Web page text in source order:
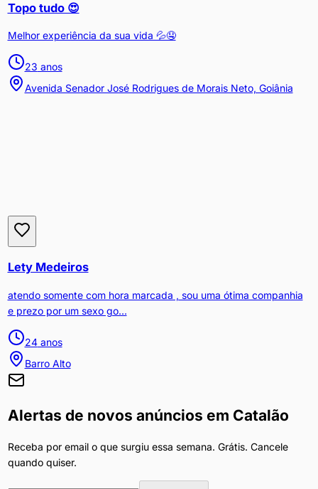
Topo tudo 😍
Melhor experiência da sua vida 💦🤤
23 anos
Avenida Senador José Rodrigues de Morais Neto, Goiânia
Lety Medeiros
atendo somente com hora marcada , sou uma ótima companhia
e prezo por um sexo go...
24anos
Barro Alto
Alertas de novos anúncios em Catalão
Receba por email o que surgiu essa semana. Grátis. Cancele
quando quiser.